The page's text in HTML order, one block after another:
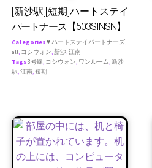
[新沙駅][短期]ハートステイ
パートナース【503SINSN】
Categories♥ ハートステイパートナーズ,
all, コシウォン,新沙,江南
Tags3号線, コシウォン, ワンルーム,新沙
駅,江南,短期